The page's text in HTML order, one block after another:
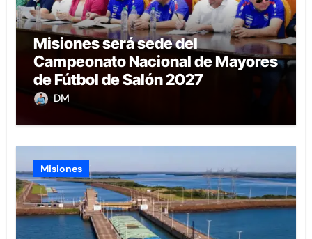
Misiones será sede del
Campeonato Nacional de Mayores
de Fútbol de Salón 2027
DM
Misiones